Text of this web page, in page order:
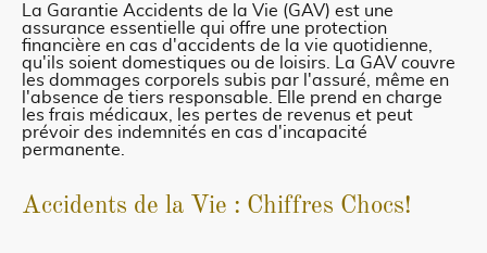
La Garantie Accidents de la Vie (GAV) est une
assurance essentielle qui offre une protection
financière en cas d'accidents de la vie quotidienne,
qu'ils soient domestiques ou de loisirs. La GAV couvre
les dommages corporels subis par l'assuré, même en
l'absence de tiers responsable. Elle prend en charge
les frais médicaux, les pertes de revenus et peut
prévoir des indemnités en cas d'incapacité
permanente.
Accidents de la Vie : Chiffres Chocs!